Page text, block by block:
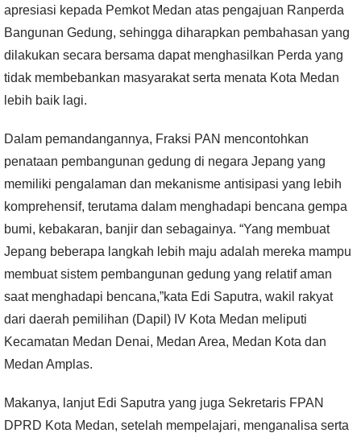
apresiasi kepada Pemkot Medan atas pengajuan Ranperda
Bangunan Gedung, sehingga diharapkan pembahasan yang
dilakukan secara bersama dapat menghasilkan Perda yang
tidak membebankan masyarakat serta menata Kota Medan
lebih baik lagi.
Dalam pemandangannya, Fraksi PAN mencontohkan
penataan pembangunan gedung di negara Jepang yang
memiliki pengalaman dan mekanisme antisipasi yang lebih
komprehensif, terutama dalam menghadapi bencana gempa
bumi, kebakaran, banjir dan sebagainya. “Yang membuat
Jepang beberapa langkah lebih maju adalah mereka mampu
membuat sistem pembangunan gedung yang relatif aman
saat menghadapi bencana,”kata Edi Saputra, wakil rakyat
dari daerah pemilihan (Dapil) IV Kota Medan meliputi
Kecamatan Medan Denai, Medan Area, Medan Kota dan
Medan Amplas.
Makanya, lanjut Edi Saputra yang juga Sekretaris FPAN
DPRD Kota Medan, setelah mempelajari, menganalisa serta